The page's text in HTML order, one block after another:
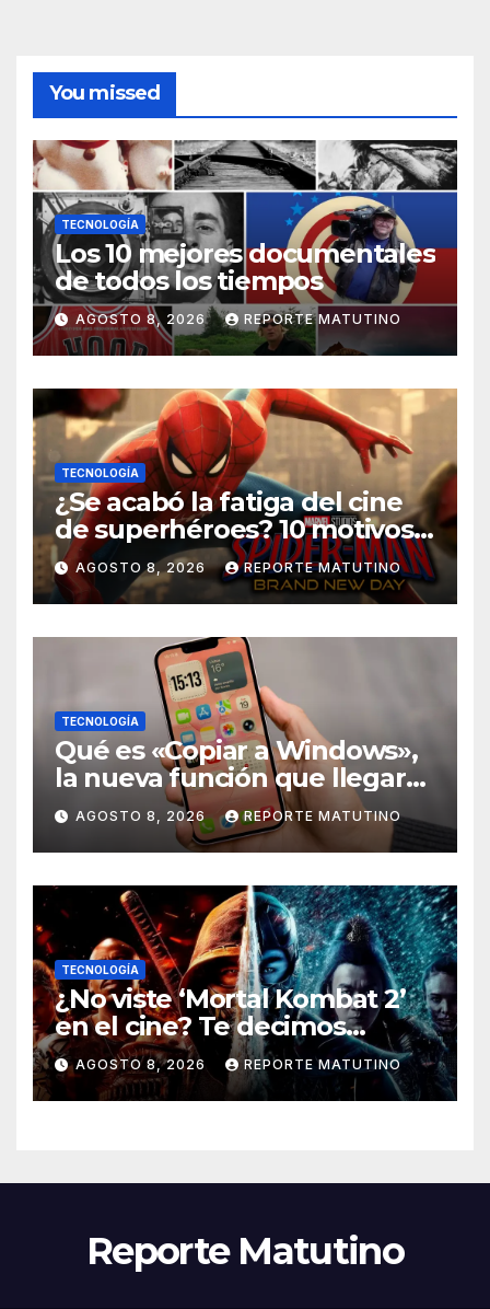
You missed
TECNOLOGÍA
Los 10 mejores documentales
de todos los tiempos
AGOSTO 8, 2026 REPORTE MATUTINO
TECNOLOGÍA
¿Se acabó la fatiga del cine
de superhéroes? 10 motivos
por los que ‘Spider-Man:
Brand New Day» desmiente
esa teoría
AGOSTO 8, 2026 REPORTE MATUTINO
TECNOLOGÍA
Qué es «Copiar a Windows»,
la nueva función que llegará
al iPhone solo para Europa
AGOSTO 8, 2026 REPORTE MATUTINO
TECNOLOGÍA
¿No viste ‘Mortal Kombat 2’
en el cine? Te decimos
dónde verla en streaming
ahora mismo y te damos tres
razones para hacerlo
AGOSTO 8, 2026 REPORTE MATUTINO
Reporte Matutino